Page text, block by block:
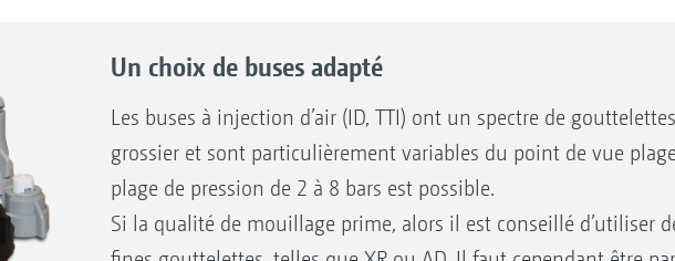
Un choix de buses adapté
Les buses à injection d’air (ID, TTI) ont un spectre de
grossier et sont particulièrement variables du point de vue
plage de pression de 2 à 8 bars est possible.
Si la qualité de mouillage prime, alors il est conseillé d’utiliser